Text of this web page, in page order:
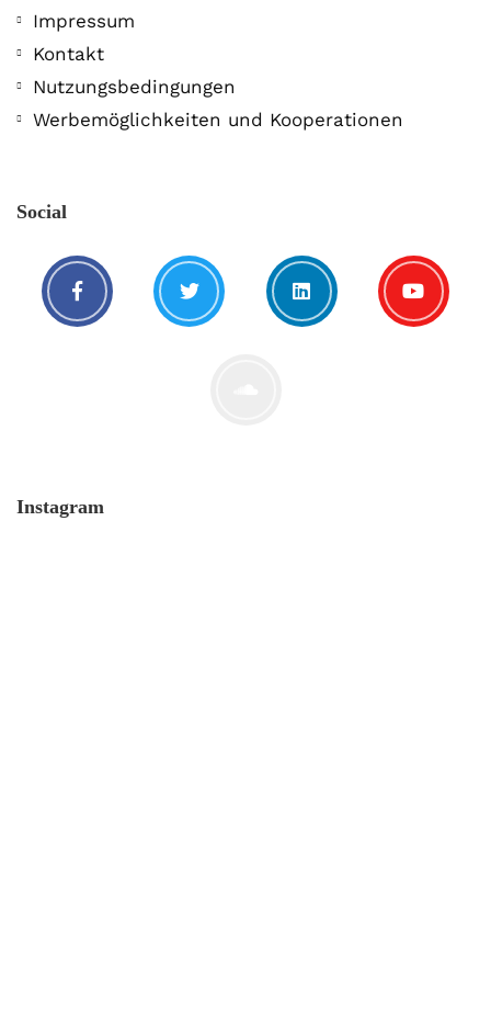
Impressum
Kontakt
Nutzungsbedingungen
Werbemöglichkeiten und Kooperationen
Social
Instagram